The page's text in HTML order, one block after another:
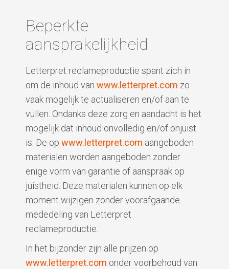
Beperkte
aansprakelijkheid
Letterpret reclameproductie spant zich in
om de inhoud van www.letterpret.com zo
vaak mogelijk te actualiseren en/of aan te
vullen. Ondanks deze zorg en aandacht is het
mogelijk dat inhoud onvolledig en/of onjuist
is. De op www.letterpret.com aangeboden
materialen worden aangeboden zonder
enige vorm van garantie of aanspraak op
juistheid. Deze materialen kunnen op elk
moment wijzigen zonder voorafgaande
mededeling van Letterpret
reclameproductie.
In het bijzonder zijn alle prijzen op
www.letterpret.com onder voorbehoud van